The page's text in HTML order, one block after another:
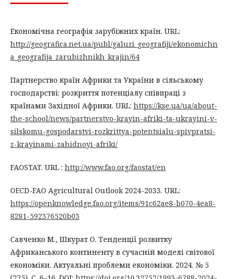
Економічна географія зарубіжних країн. URL:
http://geografica.net.ua/publ/galuzi_geografiji/ekonomichn
a_geografija_zarubizhnikh_krajin/64
Партнерство країн Африки та України в сільському
господарстві: розкриття потенціалу співпраці з
країнами Західної Африки. URL: https://kse.ua/ua/about-
the-school/news/partnerstvo-krayin-afriki-ta-ukrayini-v-
silskomu-gospodarstvi-rozkrittya-potentsialu-spivpratsi-
z-krayinami-zahidnoyi-afriki/
FAOSTAT. URL : http://www.fao.org/faostat/en
OECD-FAO Agricultural Outlook 2024-2033. URL:
https://openknowledge.fao.org/items/91c62ae8-b070-4ea8-
8281-592376520b03
Савченко М., Шкурат О. Тенденції розвитку
Африканського континенту в сучасній моделі світової
економіки. Актуальні проблеми економіки. 2024. № 5